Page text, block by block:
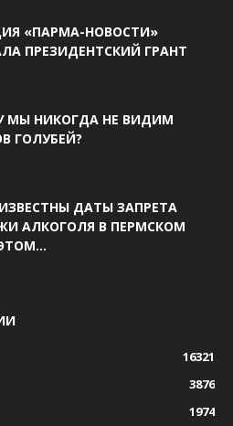
«ПАРМА-НОВОСТИ»
ПРЕЗИДЕНТСКИЙ ГРАНТ
МЫ НИКОГДА НЕ ВИДИМ
ГОЛУБЕЙ?
ДАТЫ ЗАПРЕТА
АЛКОГОЛЯ В ПЕРМСКОМ
16321
3876
1974